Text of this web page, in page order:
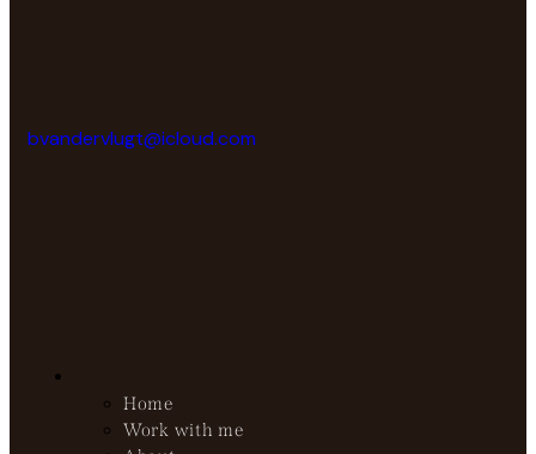
bvandervlugt@icloud.com
Home
Work with me